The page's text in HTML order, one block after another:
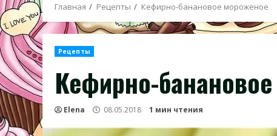
Главная Рецепты Кефирно-банановое мороженое
Рецепты
Кефирно-
Elena 08.05.2018 1 мин чтения